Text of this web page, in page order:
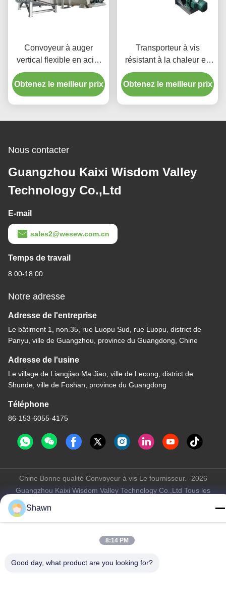
Convoyeur à auger
vertical flexible en acier
inoxydable résistant à la
chaleur avec trémie à
usage industriel
Obtenez le meilleur prix
Transporteur à vis
résistant à la chaleur en
acier inoxydable pour
applications industrielles
Obtenez le meilleur prix
Nous contacter
Guangzhou Kaixi Wisdom Valley
Technology Co.,Ltd
E-mail
sales2@wesew.com.cn
Temps de travail
8:00-18:00
Notre adresse
Adresse de l'entreprise
Le bâtiment 1, non.35, rue Luopu Sud, rue Luopu, district de
Panyu, ville de Guangzhou, province du Guangdong, Chine
Adresse de l'usine
Le village de Liangjiao Ma Jiao, ville de Lecong, district de
Shunde, ville de Foshan, province du Guangdong
Téléphone
86-153-6055-4175
Chine Bonne qualité Convoyeur à vis Le fournisseur. -2026
Guangzhou Kaixi Wisdom Valley Technology Co.,Ltd Tous les
Shawn
8:14 PM
Good day, what product are you looking for?